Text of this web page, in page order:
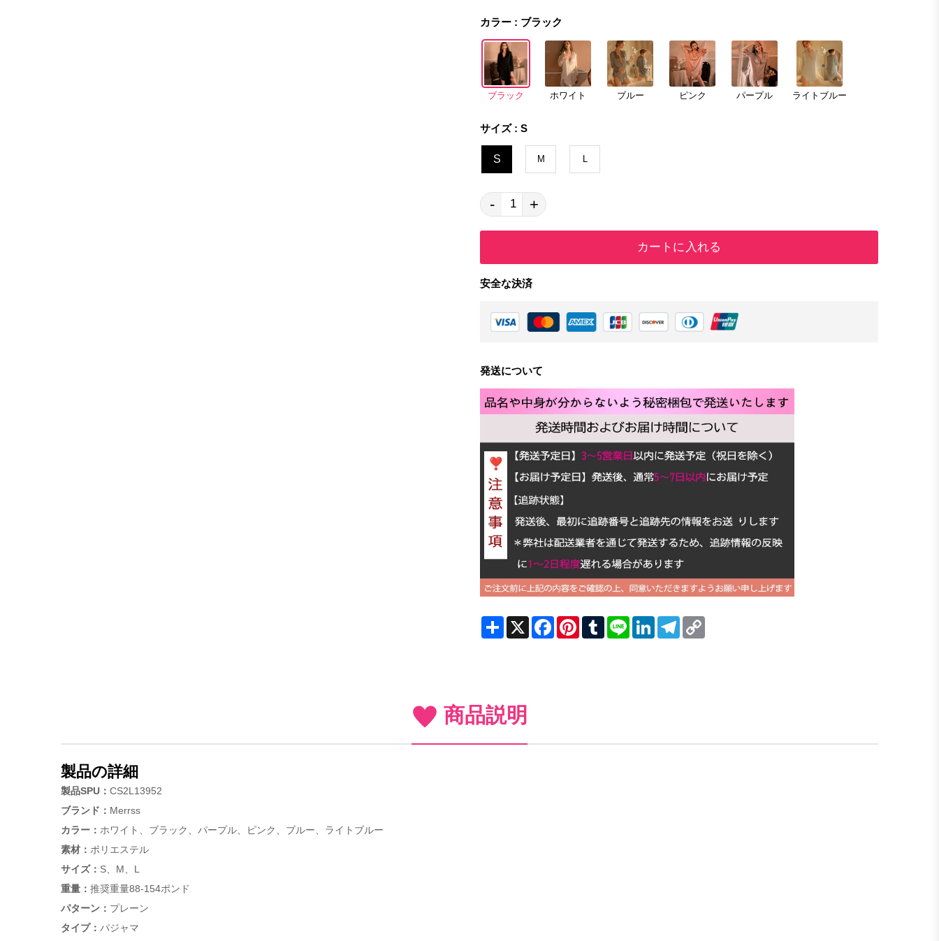
カラー : ブラック
ブラック ホワイト ブルー ピンク パープル ライトブルー
サイズ : S
S M L
- +
カートに入れる
安全な決済
発送について
ShareX FacebookPinterestTumblrLine LinkedInTelegram
商品説明
製品の詳細
製品SPU： CS2L13952
ブランド： Merrss
カラー： ホワイト、ブラック、パープル、ピンク、ブルー、ライトブルー
素材： ポリエステル
サイズ： S、M、L
重量： 推奨重量88-154ポンド
パターン： プレーン
タイプ： パジャマ